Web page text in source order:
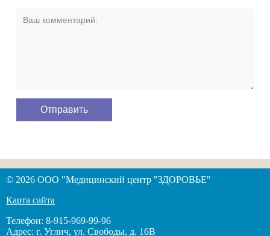
© 2026 ООО "Медицинский центр "ЗДОРОВЬЕ"
Карта сайта
Телефон: 8-915-969-99-96
Адрес: г. Углич, ул. Свободы, д. 16В